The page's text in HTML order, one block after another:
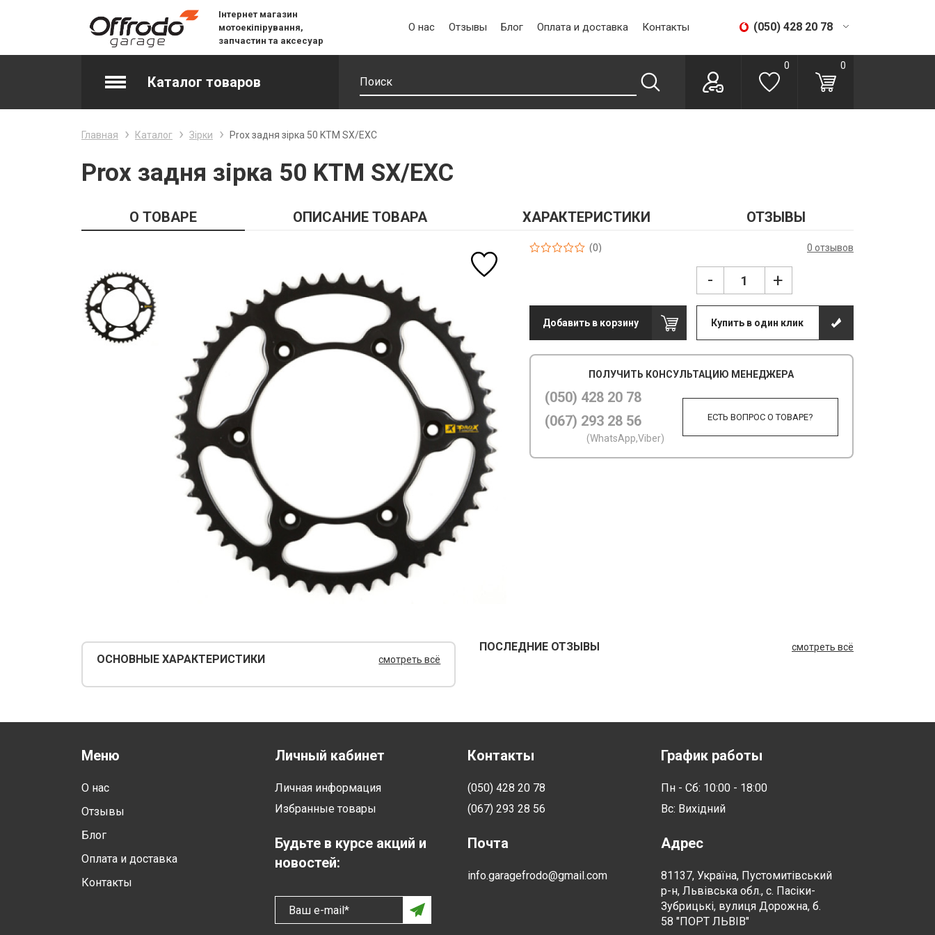
Інтернет магазин
мотоекіпірування,
запчастин та аксесуар
О нас Отзывы Блог Оплата и доставка Контакты (050) 428 20 78
(067) 293 28 56
Каталог товаров
Lifestyle
Вилочне масло
Гідравлічне масло
0 0
Главная Каталог Зірки Prox задня зірка 50 KTM SX/EXC
Prox задня зірка 50 KTM SX/EXC
О ТОВАРЕ ОПИСАНИЕ ТОВАРА ХАРАКТЕРИСТИКИ ОТЗЫВЫ
(0) 0 отзывов
- +
Добавить в корзину Купить в один клик
ПОЛУЧИТЬ КОНСУЛЬТАЦИЮ МЕНЕДЖЕРА
(050) 428 20 78
(067) 293 28 56
(WhatsApp,Viber)
ЕСТЬ ВОПРОС О ТОВАРЕ?
ОСНОВНЫЕ ХАРАКТЕРИСТИКИ смотреть всё
ПОСЛЕДНИЕ ОТЗЫВЫ смотреть всё
Меню
О нас
Отзывы
Блог
Оплата и доставка
Контакты
Личный кабинет
Личная информация
Избранные товары
Будьте в курсе акций и
новостей:
Ваш e-mail*
Контакты
(050) 428 20 78
(067) 293 28 56
Почта
info.garagefrodo@gmail.com
График работы
Пн - Сб: 10:00 - 18:00
Вс: Вихідний
Адрес
81137, Україна, Пустомитівський
р-н, Львівська обл., с. Пасіки-
Зубрицькі, вулиця Дорожна, б.
58 "ПОРТ ЛЬВІВ"